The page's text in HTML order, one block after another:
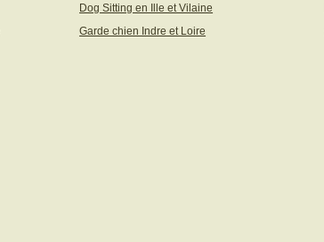
Dog Sitting en Ille et Vilaine
Garde chien Indre et Loire